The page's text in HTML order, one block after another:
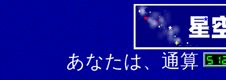
あなたは、通算